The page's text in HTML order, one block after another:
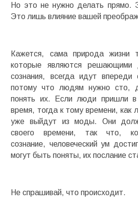
Но это не нужно делать прямо.
Это лишь влияние вашей
Кажется, сама природа жизни
которые являются решающими
сознания, всегда идут
потому что людям нужно сто,
понять их. Если люди пришли в
время, тогда к тому времени, как
уже выйдут из моды. Они
своего времени, так что,
сознание, человеческий ум
могут быть поняты, их послание
Не спрашивай, что происходит.